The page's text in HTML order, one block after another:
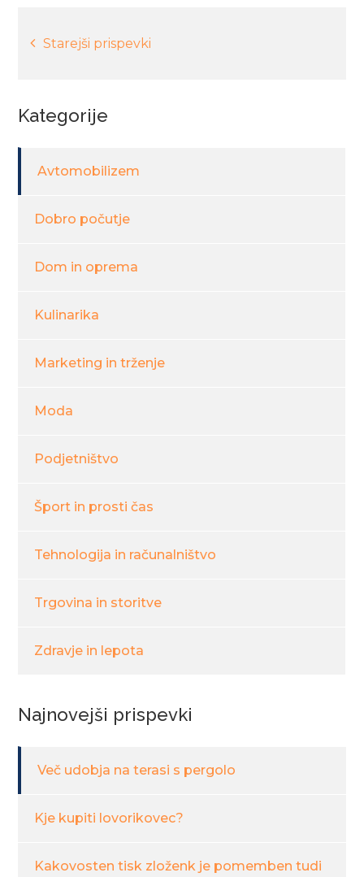
Navigacija
Starejši prispevki
Kategorije
Avtomobilizem
Dobro počutje
Dom in oprema
Kulinarika
Marketing in trženje
Moda
Podjetništvo
Šport in prosti čas
Tehnologija in računalništvo
Trgovina in storitve
Zdravje in lepota
Najnovejši prispevki
Več udobja na terasi s pergolo
Kje kupiti lovorikovec?
Kakovosten tisk zloženk je pomemben tudi